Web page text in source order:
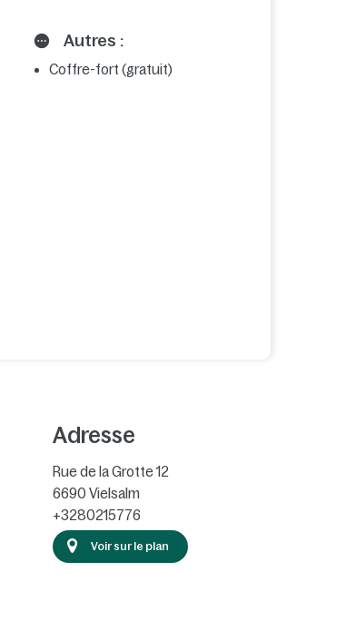
Autres :
Coffre-fort (gratuit)
Adresse
Rue de la Grotte 12
6690 Vielsalm
+3280215776
Voir sur le plan